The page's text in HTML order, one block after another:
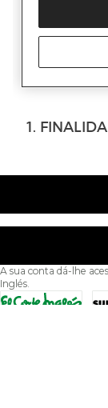
A sua conta dá-lhe
Inglés.